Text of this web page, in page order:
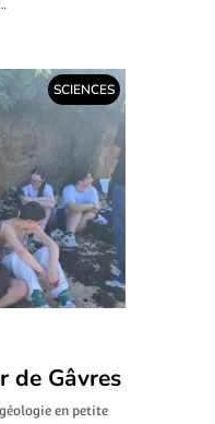
SCIENCES
de Gâvres
en petite